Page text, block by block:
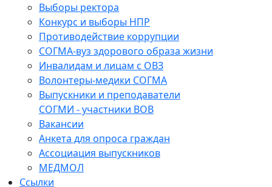
Выборы ректора
Конкурс и выборы НПР
Противодействие коррупции
СОГМА-вуз здорового образа жизни
Инвалидам и лицам с ОВЗ
Волонтеры-медики СОГМА
Выпускники и преподаватели
СОГМИ - участники ВОВ
Вакансии
Анкета для опроса граждан
Ассоциация выпускников
МЕДМОЛ
Ссылки